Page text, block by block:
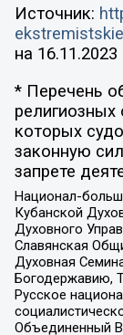
Источник:
на 16.11.2023
* Перечень
религиозных
которых
законную
запрете
Национал-
Кубанской
Духовного
Славянская
Духовная
Богодержавию,
Русское
Объединенный